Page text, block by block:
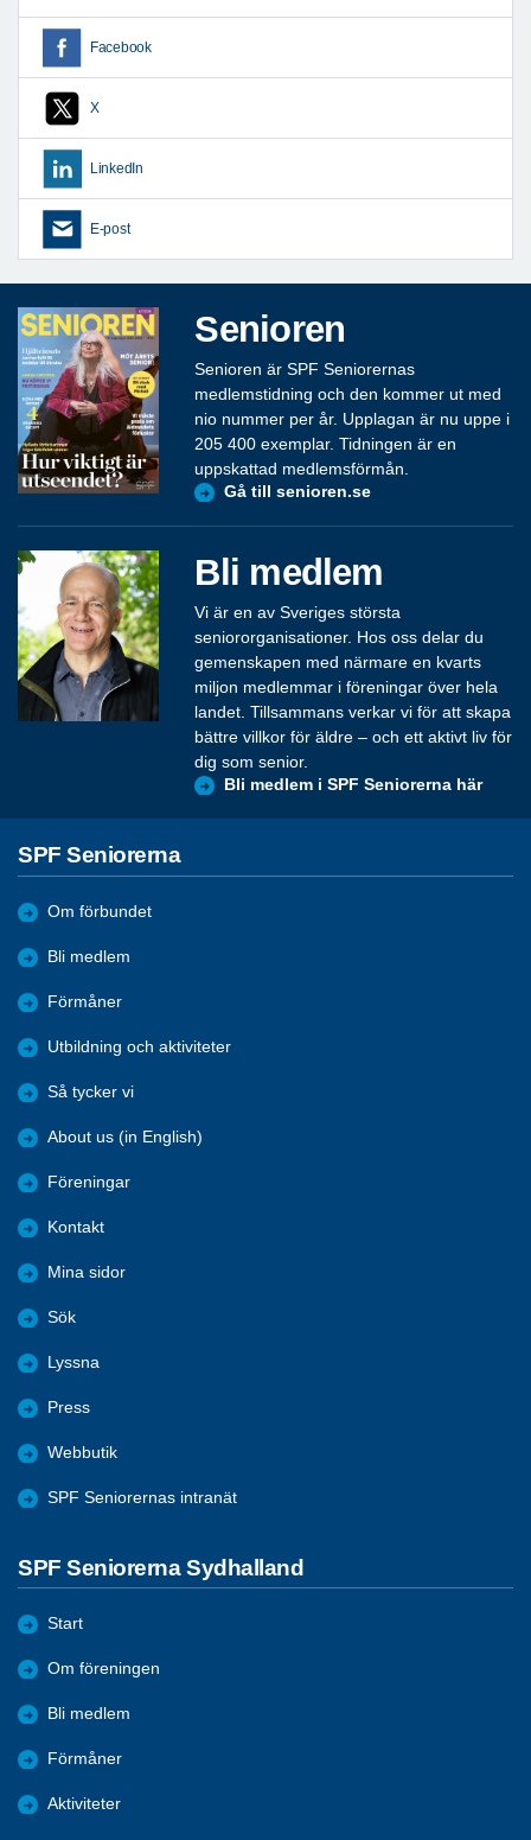
Facebook
X
LinkedIn
E-post
Senioren
Senioren är SPF Seniorernas
medlemstidning och den kommer ut med
nio nummer per år. Upplagan är nu uppe i
205 400 exemplar. Tidningen är en
uppskattad medlemsförmån.
Gå till senioren.se
Bli medlem
Vi är en av Sveriges största
seniororganisationer. Hos oss delar du
gemenskapen med närmare en kvarts
miljon medlemmar i föreningar över hela
landet. Tillsammans verkar vi för att skapa
bättre villkor för äldre – och ett aktivt liv för
dig som senior.
Bli medlem i SPF Seniorerna här
SPF Seniorerna
Om förbundet
Bli medlem
Förmåner
Utbildning och aktiviteter
Så tycker vi
About us (in English)
Föreningar
Kontakt
Mina sidor
Sök
Lyssna
Press
Webbutik
SPF Seniorernas intranät
SPF Seniorerna Sydhalland
Start
Om föreningen
Bli medlem
Förmåner
Aktiviteter